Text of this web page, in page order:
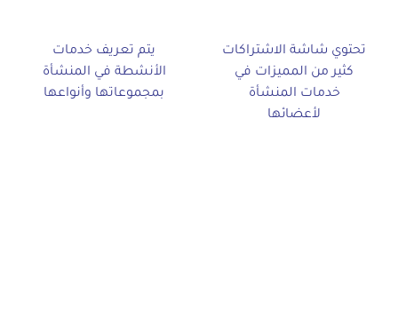
تحتوي شاشة الاشتراكات
كثير من المميزات في
خدمات المنشأة
لأعضائها
يتم تعريف خدمات
الأنشطة في المنشأة
بمجموعاتها وأنواعها